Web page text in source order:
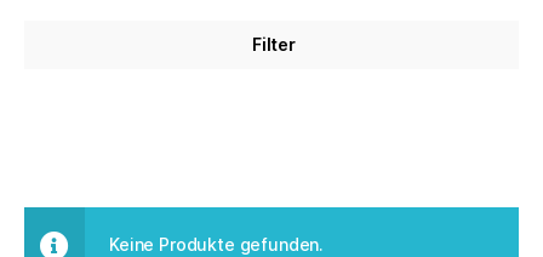
Filter
Keine Produkte gefunden.